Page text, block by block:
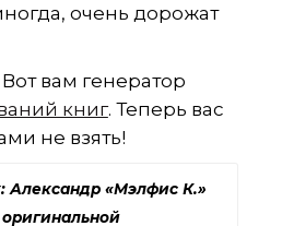
очень дорожат
вам генератор
книг. Теперь вас
не взять!
Александр «Мэлфис К.»